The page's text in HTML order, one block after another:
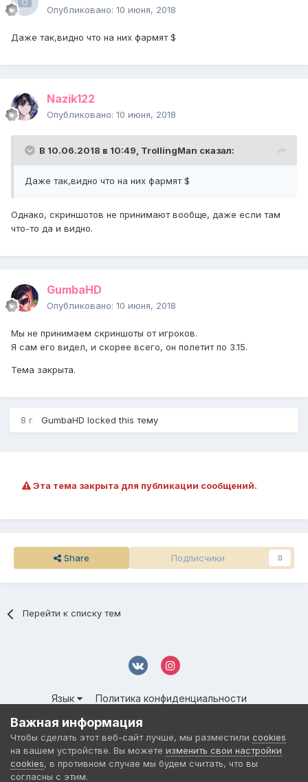
Опубликовано: 10 июня, 2018
Даже так,видно что на них фармят $
Nazik122
Опубликовано: 10 июня, 2018
В 10.06.2018 в 10:49, TrollingMan сказал:
Даже так,видно что на них фармят $
Однако, скриншотов не принимают вообще, даже если там
что-то да и видно.
GumbaHD
Опубликовано: 10 июня, 2018
Мы не принимаем скриншоты от игроков.
Я сам его видел, и скорее всего, он полетит по 3.15.
Тема закрыта.
8 г GumbaHD locked this тему
Эта тема закрыта для публикации сообщений.
Share Подписчики 0
Перейти к списку тем
Язык
Политика конфиденциальности
© 2016-2026 DMS NETWORK | All Rights Reserved.
Powered by Invision Community
Важная информация
Чтобы сделать этот веб-сайт лучше, мы разместили cookies
на вашем устройстве. Вы можете изменить свои настройки
cookies, в противном случае мы будем считать, что вы
согласны с этим.